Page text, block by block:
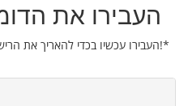
העבירו את
העבירו עכשיו בכדי להאריך את הרישום של הדומיין שלכם בשנה נוספת!*